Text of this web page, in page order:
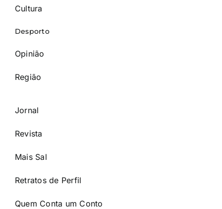
Cultura
Desporto
Opinião
Região
Jornal
Revista
Mais Sal
Retratos de Perfil
Quem Conta um Conto